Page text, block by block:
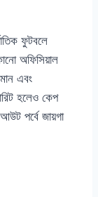
ফুটবলে
অফিসিয়াল
এবং
হলেও কেপ
পর্বে জায়গা